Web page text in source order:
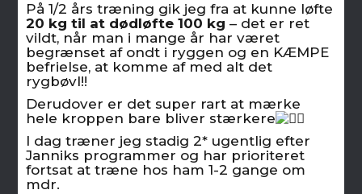
På 1/2 års træning gik jeg fra at kunne løfte
20 kg til at dødløfte 100 kg – det er ret
vildt, når man i mange år har været
begrænset af ondt i ryggen og en KÆMPE
befrielse, at komme af med alt det
rygbøvl!!
Derudover er det super rart at mærke
hele kroppen bare bliver stærkere
I dag træner jeg stadig 2* ugentlig efter
Janniks programmer og har prioriteret
fortsat at træne hos ham 1-2 gange om
mdr.